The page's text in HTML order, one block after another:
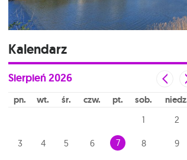
Kalendarz
Sierpień2026
pn wt śr czw pt sob niedz
1 2
3 4 5 6 7 8 9